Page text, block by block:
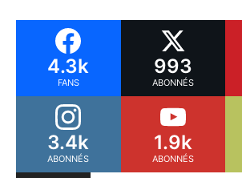
4.3k
FANS
993
ABONNÉS
3.4k
ABONNÉS
1.9k
ABONNÉS